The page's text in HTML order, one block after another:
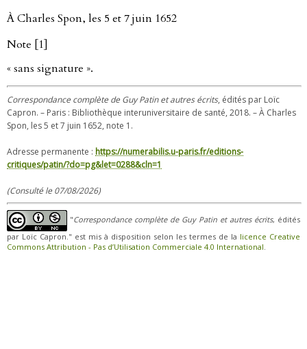
À Charles Spon, les 5 et 7 juin 1652
Note [1]
« sans signature ».
Correspondance complète de Guy Patin et autres écrits, édités par Loïc
Capron. – Paris : Bibliothèque interuniversitaire de santé, 2018. – À Charles
Spon, les 5 et 7 juin 1652, note 1.
Adresse permanente : https://numerabilis.u-paris.fr/editions-
critiques/patin/?do=pg&let=0288&cln=1
(Consulté le 07/08/2026)
"Correspondance complète de Guy Patin et autres écrits, édités
par Loïc Capron." est mis à disposition selon les termes de la licence Creative
Commons Attribution - Pas d’Utilisation Commerciale 4.0 International.